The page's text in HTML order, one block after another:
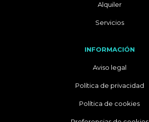
Alquiler
Servicios
INFORMACIÓN
Aviso legal
Política de privacidad
Política de cookies